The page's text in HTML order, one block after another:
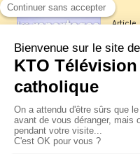
Article
Les
La
XIV
jeudi